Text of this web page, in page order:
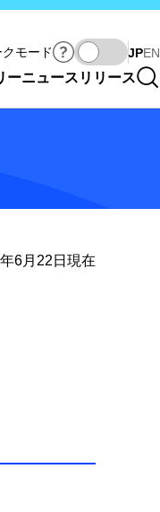
クモード JPEN
ーニュースリリース
6月22日現在